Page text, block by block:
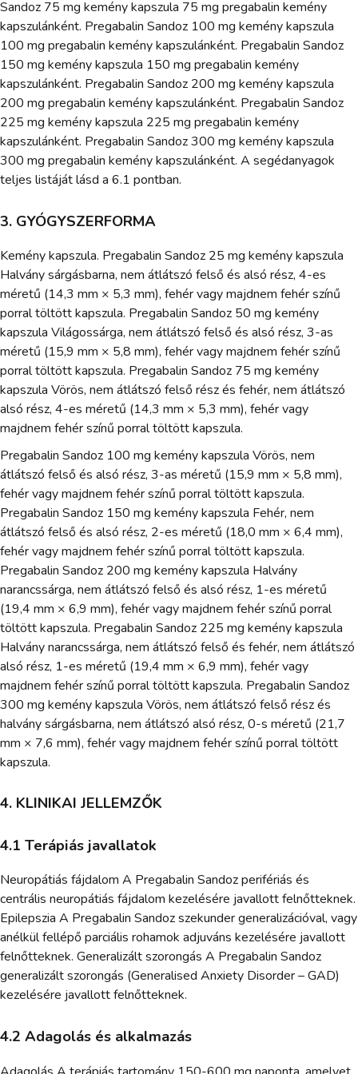
Sandoz 75 mg kemény kapszula 75 mg pregabalin kemény
kapszulánként. Pregabalin Sandoz 100 mg kemény kapszula
100 mg pregabalin kemény kapszulánként. Pregabalin Sandoz
150 mg kemény kapszula 150 mg pregabalin kemény
kapszulánként. Pregabalin Sandoz 200 mg kemény kapszula
200 mg pregabalin kemény kapszulánként. Pregabalin Sandoz
225 mg kemény kapszula 225 mg pregabalin kemény
kapszulánként. Pregabalin Sandoz 300 mg kemény kapszula
300 mg pregabalin kemény kapszulánként. A segédanyagok
teljes listáját lásd a 6.1 pontban.
3. GYÓGYSZERFORMA
Kemény kapszula. Pregabalin Sandoz 25 mg kemény kapszula
Halvány sárgásbarna, nem átlátszó felső és alsó rész, 4-es
méretű (14,3 mm × 5,3 mm), fehér vagy majdnem fehér színű
porral töltött kapszula. Pregabalin Sandoz 50 mg kemény
kapszula Világossárga, nem átlátszó felső és alsó rész, 3-as
méretű (15,9 mm × 5,8 mm), fehér vagy majdnem fehér színű
porral töltött kapszula. Pregabalin Sandoz 75 mg kemény
kapszula Vörös, nem átlátszó felső rész és fehér, nem átlátszó
alsó rész, 4-es méretű (14,3 mm × 5,3 mm), fehér vagy
majdnem fehér színű porral töltött kapszula.
Pregabalin Sandoz 100 mg kemény kapszula Vörös, nem
átlátszó felső és alsó rész, 3-as méretű (15,9 mm × 5,8 mm),
fehér vagy majdnem fehér színű porral töltött kapszula.
Pregabalin Sandoz 150 mg kemény kapszula Fehér, nem
átlátszó felső és alsó rész, 2-es méretű (18,0 mm × 6,4 mm),
fehér vagy majdnem fehér színű porral töltött kapszula.
Pregabalin Sandoz 200 mg kemény kapszula Halvány
narancssárga, nem átlátszó felső és alsó rész, 1-es méretű
(19,4 mm × 6,9 mm), fehér vagy majdnem fehér színű porral
töltött kapszula. Pregabalin Sandoz 225 mg kemény kapszula
Halvány narancssárga, nem átlátszó felső és fehér, nem átlátszó
alsó rész, 1-es méretű (19,4 mm × 6,9 mm), fehér vagy
majdnem fehér színű porral töltött kapszula. Pregabalin Sandoz
300 mg kemény kapszula Vörös, nem átlátszó felső rész és
halvány sárgásbarna, nem átlátszó alsó rész, 0-s méretű (21,7
mm × 7,6 mm), fehér vagy majdnem fehér színű porral töltött
kapszula.
4. KLINIKAI JELLEMZŐK
4.1 Terápiás javallatok
Neuropátiás fájdalom A Pregabalin Sandoz perifériás és
centrális neuropátiás fájdalom kezelésére javallott felnőtteknek.
Epilepszia A Pregabalin Sandoz szekunder generalizációval, vagy
anélkül fellépő parciális rohamok adjuváns kezelésére javallott
felnőtteknek. Generalizált szorongás A Pregabalin Sandoz
generalizált szorongás (Generalised Anxiety Disorder – GAD)
kezelésére javallott felnőtteknek.
4.2 Adagolás és alkalmazás